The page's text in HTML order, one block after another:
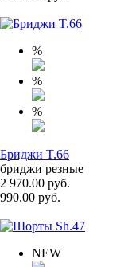
%
%
%
Бриджи T.66
бриджи резные
2 970.00 руб.
990.00 руб.
NEW